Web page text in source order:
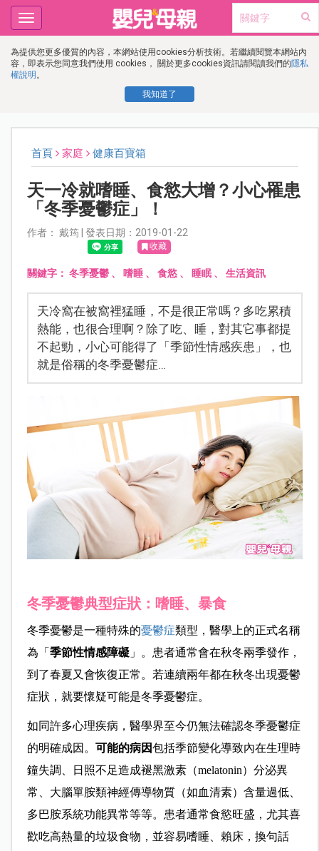
為提供您更多優質的內容，本網站使用cookies分析技術。若繼續閱覽本網站內
容，即表示您同意我們使用 cookies， 關於更多cookies資訊請閱讀我們的隱私
權說明 。
我知道了
Toggle
navigation
首頁 家庭 健康百寶箱
天一冷就嗜睡、食慾大增？小心罹患
「冬季憂鬱症」！
作者： 戴筠 | 發表日期：2019-01-22
收藏
關鍵字： 冬季憂鬱、 嗜睡、 食慾、 睡眠、 生活資訊
天冷窩在被窩裡猛睡，不是很正常嗎？多吃累積
熱能，也很合理啊？除了吃、睡，對其它事都提
不起勁，小心可能得了「季節性情感疾患」，也
就是俗稱的冬季憂鬱症…
冬季憂鬱典型症狀：嗜睡、暴食
冬季憂鬱是一種特殊的憂鬱症類型，醫學上的正式名稱
為「 季節性情感障礙」。患者通常會在秋冬兩季發作，
到了春夏又會恢復正常。若連續兩年都在秋冬出現憂鬱
症狀，就要懷疑可能是冬季憂鬱症。
如同許多心理疾病，醫學界至今仍無法確認冬季憂鬱症
的明確成因。 可能的病因包括季節變化導致內在生理時
鐘失調、日照不足造成褪黑激素（melatonin）分泌異
常、大腦單胺類神經傳導物質（如血清素）含量過低、
多巴胺系統功能異常等等。患者通常食慾旺盛，尤其喜
歡吃高熱量的垃圾食物，並容易嗜睡、賴床，換句話